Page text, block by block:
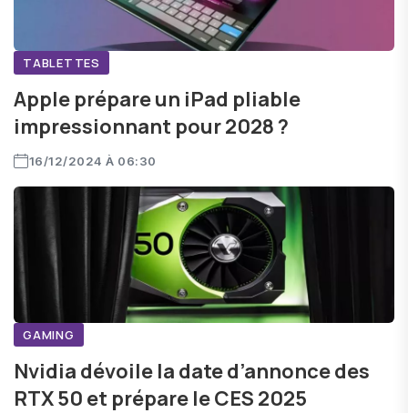
TABLETTES
Apple prépare un iPad pliable
impressionnant pour 2028 ?
16/12/2024 À 06:30
GAMING
Nvidia dévoile la date d’annonce des
RTX 50 et prépare le CES 2025